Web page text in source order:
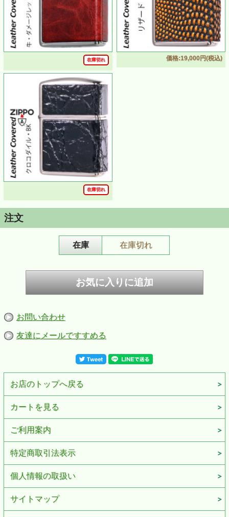
・使い込むほと味が出る、本革貼りZIPPO
・個性的な斑紋や鱗が特徴のパイソン(ヘビ)革使用
・ベースは通常のジッポーの1.5の厚みのある重厚なアーマ
ーケース
・3面連続NC彫刻で落とし込み、ニッケルいぶし仕上げを
施し、日本の熟練した革職人が革の裁断から貼り付けまで
丹精込めて仕上げました
・洗練された紳士のアイテムとして、大切な人へのギフト
としても間違いの無い逸品です
・革特有の使い込んだ経年変化をお楽しみください
■サイズ約（当店計測値）：H56mm W39mm D15mm 、56
ｇ（乾燥時）
■仕様：ニッケルいぶし、本革貼り、両面同柄
■ZIPPOケース：アーマーケース
■付属品：ZIPPO社専用箱、ZIPPO社保証書
※ご注意
・本革を使用しておりますので、一つ一つ風合いが異なり
ます。また、生前の傷・斑点・表面のシワや血筋という血
管の跡など天然のものが革の表面に残っている場合がござ
います。本製品の黒みがかった部分や筋部分は上記の特性
により染料の染み込み方が違うためです。それぞれ革の風
合いを活かしたものですので、予めご了承願います。
・革はしっかりと接着されていますが、縁部分が引っ掛か
りや衝撃に弱い可能性がございますので取り扱いにはご注
意ください。
・お客様のご利用のブラウザの環境により商品の色合いが
実際のものと多少異なる場合がございますので、予めご了
在庫切れ 価格:19,000円(税込)
在庫切れ
注文
在庫 在庫切れ
お問い合わせ
友達にメールですすめる
お店のトップへ戻る
カートを見る
ご利用案内
特定商取引法表示
個人情報の取扱い
サイトマップ